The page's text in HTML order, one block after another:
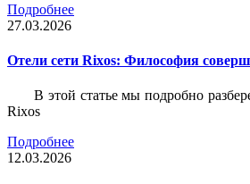
Подробнее
27.03.2026
Отели сети Rixos: Философия
В этой статье мы подробно
Rixos
Подробнее
12.03.2026